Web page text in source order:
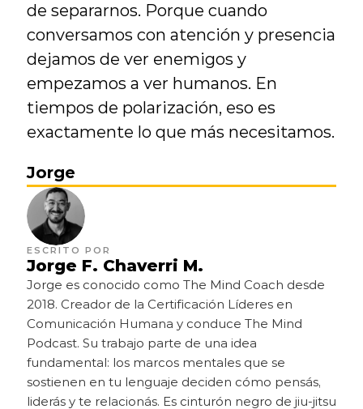
de separarnos. Porque cuando
conversamos con atención y presencia
dejamos de ver enemigos y
empezamos a ver humanos. En
tiempos de polarización, eso es
exactamente lo que más necesitamos.
Jorge
ESCRITO POR
Jorge F. Chaverri M.
Jorge es conocido como The Mind Coach desde
2018. Creador de la Certificación Líderes en
Comunicación Humana y conduce The Mind
Podcast. Su trabajo parte de una idea
fundamental: los marcos mentales que se
sostienen en tu lenguaje deciden cómo pensás,
liderás y te relacionás. Es cinturón negro de jiu-jitsu